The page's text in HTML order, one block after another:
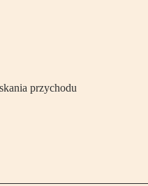
przychodu